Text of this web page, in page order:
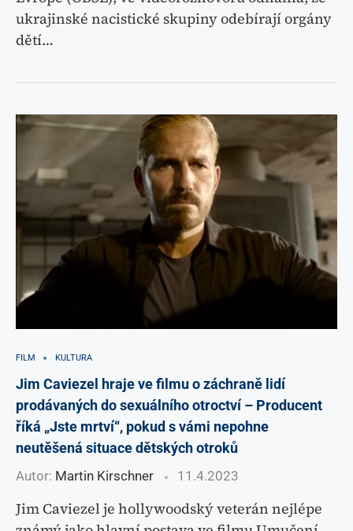
ukrajinské nacistické skupiny odebírají orgány
dětí…
FILM KULTURA
Jim Caviezel hraje ve filmu o záchraně lidí
prodávaných do sexuálního otroctví – Producent
říká „Jste mrtví“, pokud s vámi nepohne
neutěšená situace dětských otroků
Autor: Martin Kirschner 11.4.2023
Jim Caviezel je hollywoodský veterán nejlépe